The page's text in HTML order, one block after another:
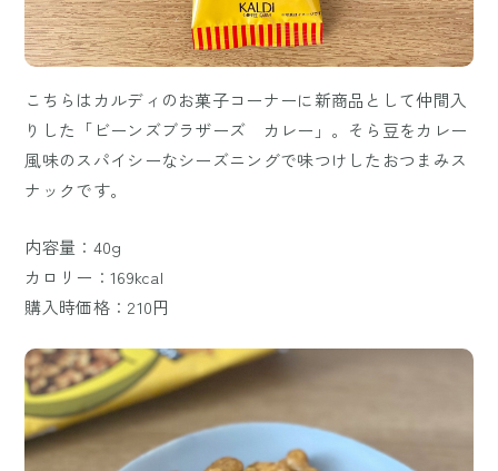
こちらはカルディのお菓子コーナーに新商品として仲間入
りした「ビーンズブラザーズ カレー」。そら豆をカレー
風味のスパイシーなシーズニングで味つけしたおつまみス
ナックです。
内容量：40g
カロリー：169kcal
購入時価格：210円